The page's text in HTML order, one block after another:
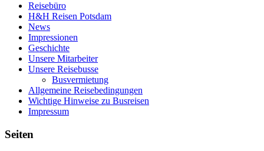
Reisebüro
H&H Reisen Potsdam
News
Impressionen
Geschichte
Unsere Mitarbeiter
Unsere Reisebusse
Busvermietung
Allgemeine Reisebedingungen
Wichtige Hinweise zu Busreisen
Impressum
Seiten